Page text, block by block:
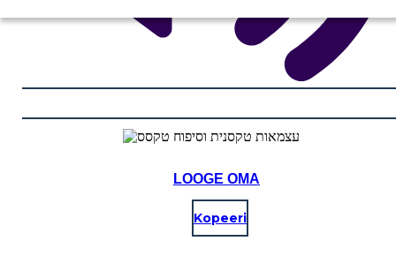
LOOGE OMA
Kopeeri